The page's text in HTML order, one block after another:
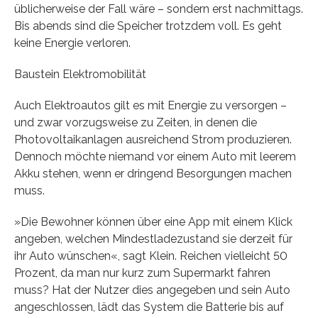
üblicherweise der Fall wäre – sondern erst nachmittags.
Bis abends sind die Speicher trotzdem voll. Es geht
keine Energie verloren.
Baustein Elektromobilität
Auch Elektroautos gilt es mit Energie zu versorgen –
und zwar vorzugsweise zu Zeiten, in denen die
Photovoltaikanlagen ausreichend Strom produzieren.
Dennoch möchte niemand vor einem Auto mit leerem
Akku stehen, wenn er dringend Besorgungen machen
muss.
»Die Bewohner können über eine App mit einem Klick
angeben, welchen Mindestladezustand sie derzeit für
ihr Auto wünschen«, sagt Klein. Reichen vielleicht 50
Prozent, da man nur kurz zum Supermarkt fahren
muss? Hat der Nutzer dies angegeben und sein Auto
angeschlossen, lädt das System die Batterie bis auf